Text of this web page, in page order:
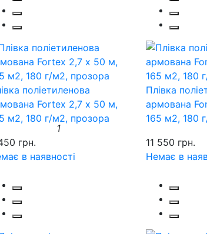
поліетиленова
Fortex 2,7 х 50 м,
м2, 180 г/м2, прозора
1
грн.
в наявності
Плівка
армована
165 м2, 180
11 550 грн.
Немає в